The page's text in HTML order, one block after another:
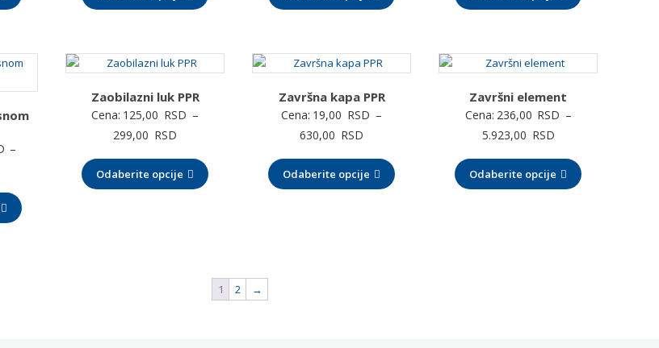
RSD
5.820,00 RSD
1.794,00 RSD
1.025,00 RSD
–
od
Zaobilazni luk PPR
Cena: 125,00 RSD –
299,00 RSD
od
Odaberite opcije
Završna kapa PPR
Cena: 19,00 RSD –
630,00 RSD
od
Odaberite opcije
Završni element
Cena: 236,00 RSD –
5.923,00 RSD
od
Odaberite opcije
1 2 →